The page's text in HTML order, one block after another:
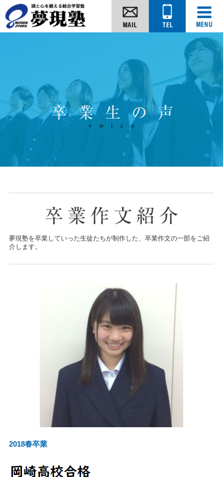
夢現塾を卒業していった生徒たちが制作した、卒業作文の一部をご紹
介します。
2018春卒業